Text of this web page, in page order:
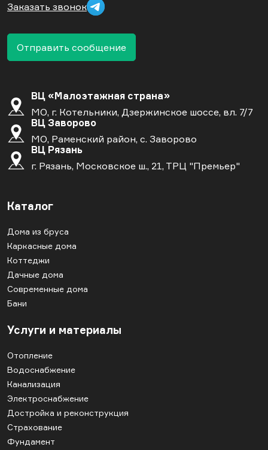
Заказать звонок
Отправить сообщение
ВЦ «Малоэтажная страна»
МО, г. Котельники, Дзержинское шоссе, вл. 7/7
ВЦ Заворово
МО, Раменский район, с. Заворово
ВЦ Рязань
г. Рязань, Московское ш., 21, ТРЦ "Премьер"
Каталог
Дома из бруса
Каркасные дома
Коттеджи
Дачные дома
Современные дома
Бани
Услуги и материалы
Отопление
Водоснабжение
Канализация
Электроснабжение
Достройка и реконструкция
Страхование
Фундамент